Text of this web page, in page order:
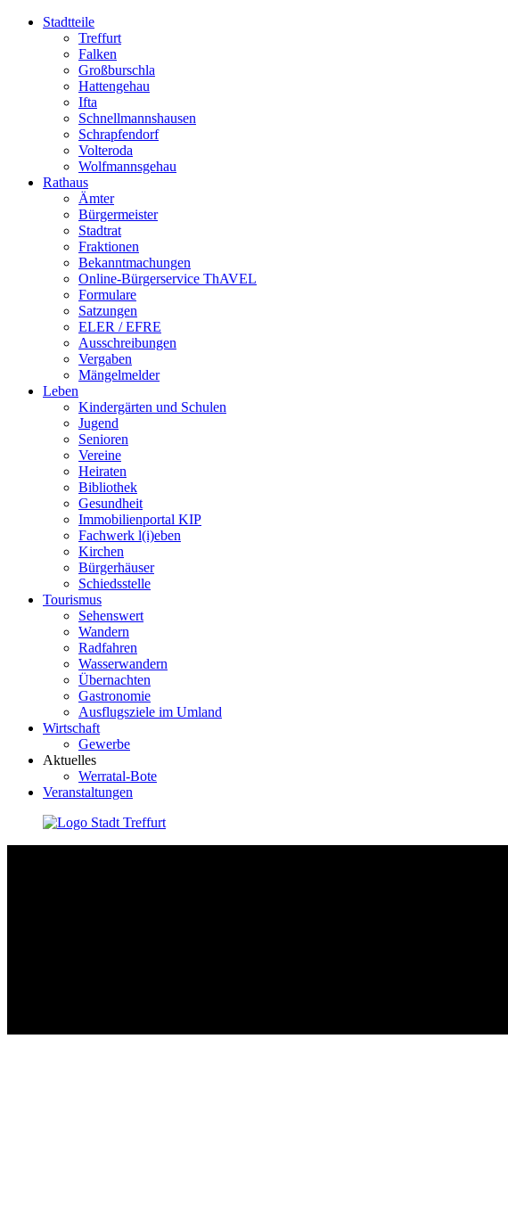
Stadtteile
Treffurt
Falken
Großburschla
Hattengehau
Ifta
Schnellmannshausen
Schrapfendorf
Volteroda
Wolfmannsgehau
Rathaus
Ämter
Bürgermeister
Stadtrat
Fraktionen
Bekanntmachungen
Online-Bürgerservice ThAVEL
Formulare
Satzungen
ELER / EFRE
Ausschreibungen
Vergaben
Mängelmelder
Leben
Kindergärten und Schulen
Jugend
Senioren
Vereine
Heiraten
Bibliothek
Gesundheit
Immobilienportal KIP
Fachwerk l(i)eben
Kirchen
Bürgerhäuser
Schiedsstelle
Tourismus
Sehenswert
Wandern
Radfahren
Wasserwandern
Übernachten
Gastronomie
Ausflugsziele im Umland
Wirtschaft
Gewerbe
Aktuelles
Werratal-Bote
Veranstaltungen